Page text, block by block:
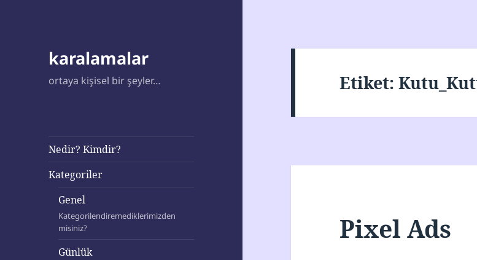
karalamalar
ortaya kişisel bir şeyler…
Nedir? Kimdir?
Kategoriler
Genel
Kategorilendiremediklerimizden
misiniz?
Günlük
Etiket:
Pixel Ads